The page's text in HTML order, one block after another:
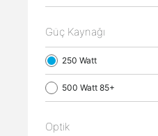
Güç Kaynağı
250 Watt
500 Watt 85+
Optik